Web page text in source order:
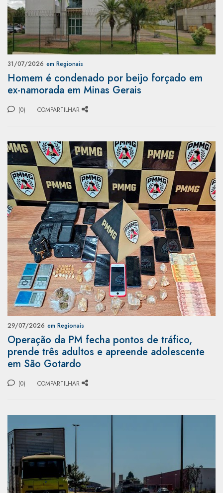
31/07/2026 em Regionais
Homem é condenado por beijo forçado em
ex-namorada em Minas Gerais
(0) COMPARTILHAR
29/07/2026 em Regionais
Operação da PM fecha pontos de tráfico,
prende três adultos e apreende adolescente
em São Gotardo
(0) COMPARTILHAR